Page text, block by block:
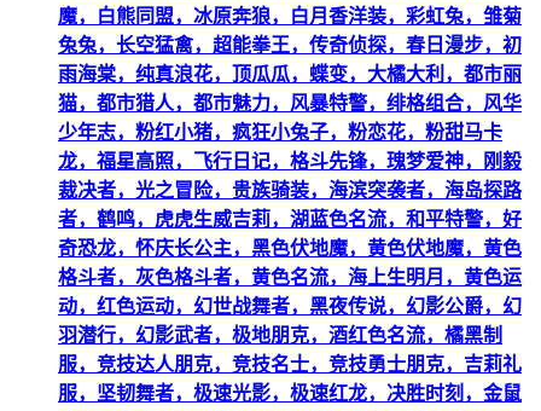
魔，白熊同盟，冰原奔狼，白月香洋装，彩虹兔，雏菊
兔兔，长空猛禽，超能拳王，传奇侦探，春日漫步，初
雨海棠，纯真浪花，顶瓜瓜，蝶变，大橘大利，都市丽
猫，都市猎人，都市魅力，风暴特警，绯格组合，风华
少年志，粉红小猪，疯狂小兔子，粉恋花，粉甜马卡
龙，福星高照，飞行日记，格斗先锋，瑰梦爱神，刚毅
裁决者，光之冒险，贵族骑装，海滨突袭者，海岛探路
者，鹤鸣，虎虎生威吉莉，湖蓝色名流，和平特警，好
奇恐龙，怀庆长公主，黑色伏地魔，黄色伏地魔，黄色
格斗者，灰色格斗者，黄色名流，海上生明月，黄色运
动，红色运动，幻世战舞者，黑夜传说，幻影公爵，幻
羽潜行，幻影武者，极地朋克，酒红色名流，橘黑制
服，竞技达人朋克，竞技名士，竞技勇士朋克，吉莉礼
服，坚韧舞者，极速光影，极速红龙，决胜时刻，金鼠